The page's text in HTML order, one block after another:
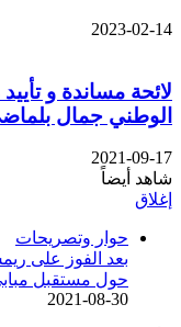
2023-02-14
لائحة مساندة و
الوطني جمال
2021-09-17
شاهد أيضاً
إغلاق
حوار وتصريحات
بعد الفوز على
حول مستقبل
2021-08-30